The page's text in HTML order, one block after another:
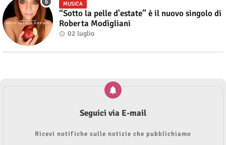
MUSICA
“Sotto la pelle d'estate” è il nuovo singolo di
Roberta Modìgliani
02 luglio
Seguici via E-mail
Ricevi notifiche sulle notizie che pubblichiamo